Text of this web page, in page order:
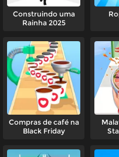
Construindo uma
Rainha 2025
Compras de café na
Black Friday